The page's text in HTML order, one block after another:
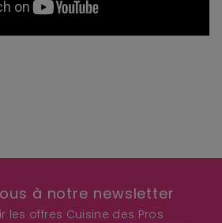
à notre newsletter
les offres Cuisine des Pros